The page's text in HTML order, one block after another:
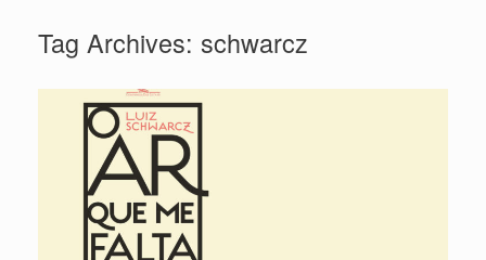
Tag Archives: schwarcz